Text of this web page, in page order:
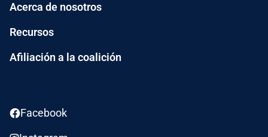
Acerca de nosotros
Recursos
Afiliación a la coalición
Facebook